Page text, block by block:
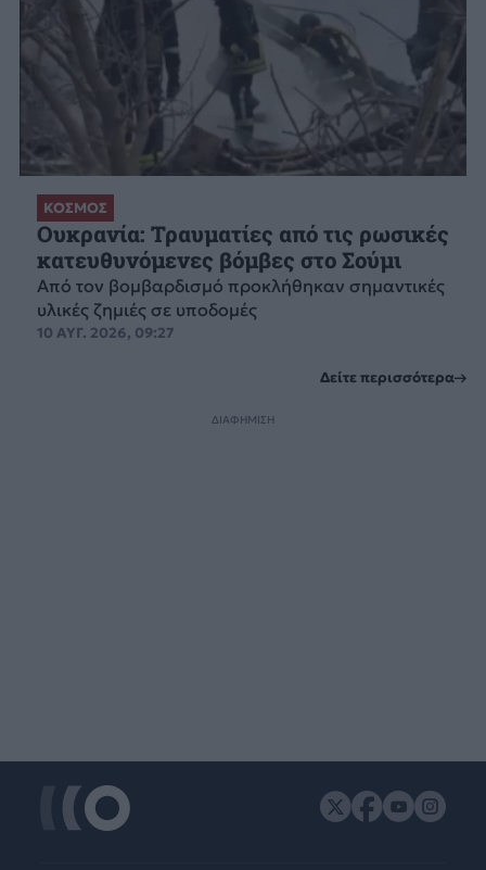
ΚΟΣΜΟΣ
Ουκρανία: Τραυματίες από τις ρωσικές
κατευθυνόμενες βόμβες στο Σούμι
Από τον βομβαρδισμό προκλήθηκαν σημαντικές
υλικές ζημιές σε υποδομές
10 ΑΥΓ. 2026, 09:27
Δείτε περισσότερα
ΔΙΑΦΗΜΙΣΗ